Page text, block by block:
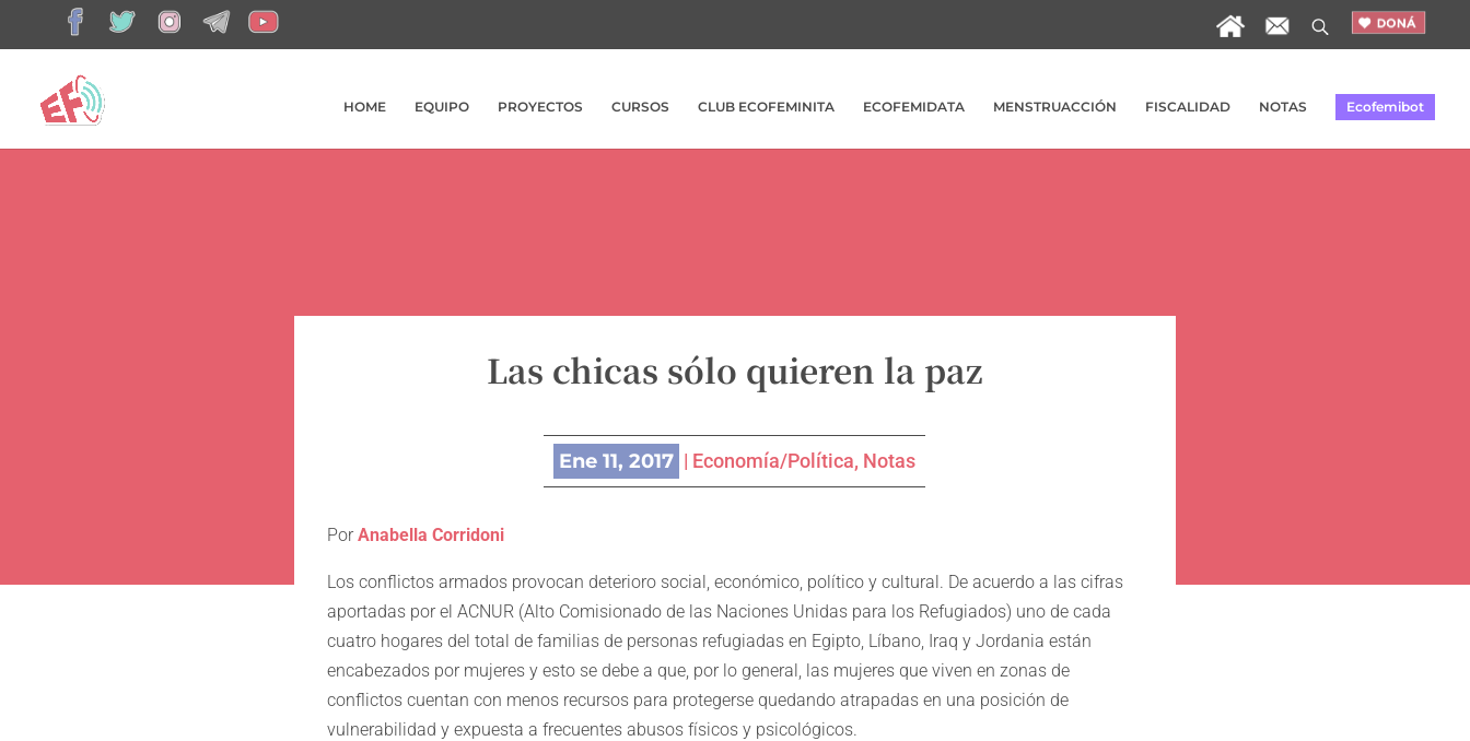
HOME EQUIPO PROYECTOS CURSOS CLUB ECOFEMINITA ECOFEMIDATA MENSTRUACCIÓN FISCALIDAD NOTAS Ecofemibot
Las chicas sólo quieren la paz
Ene 11, 2017 | Economía/Política, Notas
Por Anabella Corridoni
Los conflictos armados provocan deterioro social, económico, político y cultural. De acuerdo a las cifras
aportadas por el ACNUR (Alto Comisionado de las Naciones Unidas para los Refugiados) uno de cada
cuatro hogares del total de familias de personas refugiadas en Egipto, Líbano, Iraq y Jordania están
encabezados por mujeres y esto se debe a que, por lo general, las mujeres que viven en zonas de
conflictos cuentan con menos recursos para protegerse quedando atrapadas en una posición de
vulnerabilidad y expuesta a frecuentes abusos físicos y psicológicos.